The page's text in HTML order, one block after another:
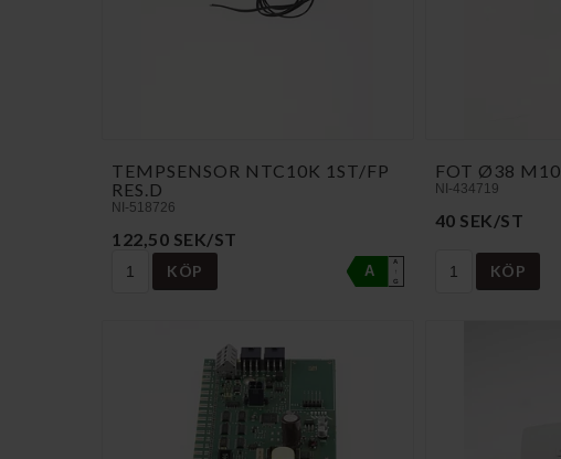
TEMPSENSOR NTC10K 1ST/FP
RES.D
NI-518726
122,50 SEK/ST
KÖP A
A
↑
G
FOT Ø38 M10
NI-434719
40 SEK/ST
KÖP